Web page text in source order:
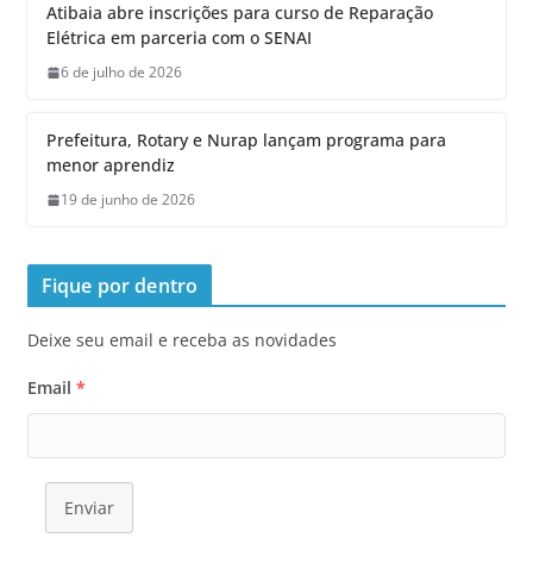
Atibaia abre inscrições para curso de Reparação
Elétrica em parceria com o SENAI
6 de julho de 2026
Prefeitura, Rotary e Nurap lançam programa para
menor aprendiz
19 de junho de 2026
Fique por dentro
Deixe seu email e receba as novidades
Email *
Enviar